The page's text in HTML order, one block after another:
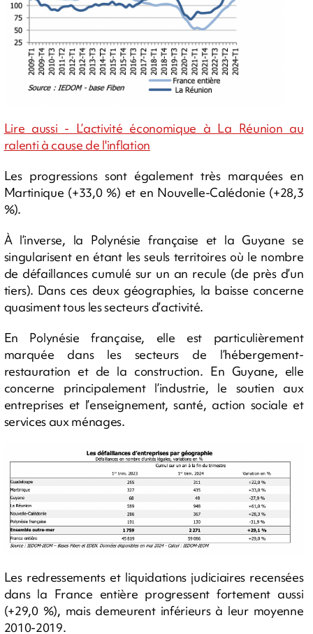
Lire aussi - L’activité économique à La Réunion au
ralenti à cause de l'inflation
Les progressions sont également très marquées en
Martinique (+33,0 %) et en Nouvelle-Calédonie (+28,3
%).
À l’inverse, la Polynésie française et la Guyane se
singularisent en étant les seuls territoires où le nombre
de défaillances cumulé sur un an recule (de près d’un
tiers). Dans ces deux géographies, la baisse concerne
quasiment tous les secteurs d’activité.
En Polynésie française, elle est particulièrement
marquée dans les secteurs de l’hébergement-
restauration et de la construction. En Guyane, elle
concerne principalement l’industrie, le soutien aux
entreprises et l’enseignement, santé, action sociale et
services aux ménages.
Les redressements et liquidations judiciaires recensées
dans la France entière progressent fortement aussi
(+29,0 %), mais demeurent inférieurs à leur moyenne
2010-2019.